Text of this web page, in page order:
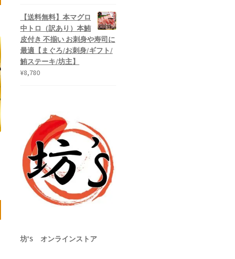
【送料無料】本マグロ
中トロ（訳あり）本鮪
皮付き 不揃い お刺身や寿司に
最適【まぐろ/お刺身/ギフト/
鮪ステーキ/坊主】
¥8,780
坊'S オンラインストア